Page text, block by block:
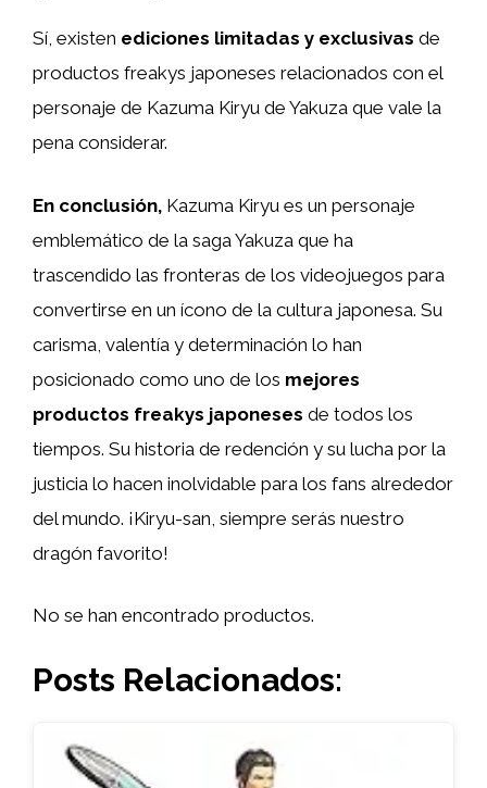
Sí, existen ediciones limitadas y exclusivas de
productos freakys japoneses relacionados con el
personaje de Kazuma Kiryu de Yakuza que vale la
pena considerar.
En conclusión, Kazuma Kiryu es un personaje
emblemático de la saga Yakuza que ha
trascendido las fronteras de los videojuegos para
convertirse en un ícono de la cultura japonesa. Su
carisma, valentía y determinación lo han
posicionado como uno de los mejores
productos freakys japoneses de todos los
tiempos. Su historia de redención y su lucha por la
justicia lo hacen inolvidable para los fans alrededor
del mundo. ¡Kiryu-san, siempre serás nuestro
dragón favorito!
No se han encontrado productos.
Posts Relacionados: